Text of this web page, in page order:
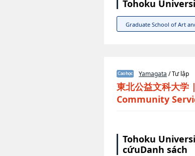
Tohoku
Graduate School of Art
Yamagata / Tư lập
東北公益文科大学 |
Community
Tohoku
cứuDanh sách